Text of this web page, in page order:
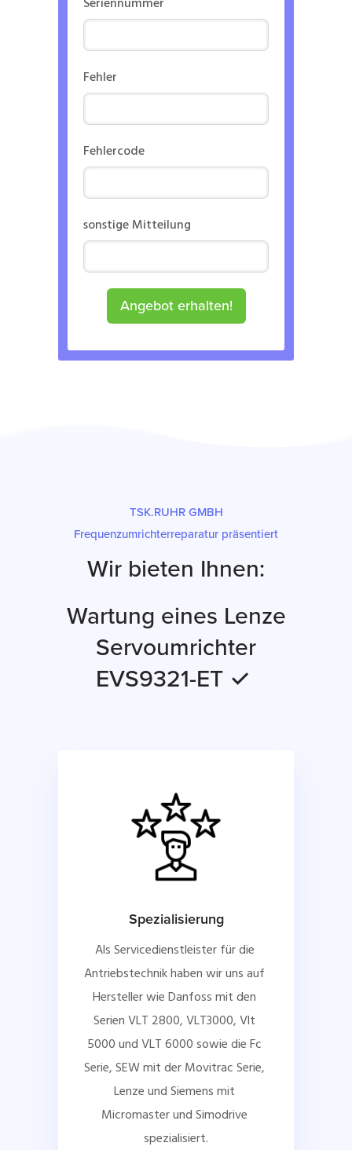
Fehler
Fehlercode
sonstige Mitteilung
Angebot erhalten!
TSK.RUHR GMBH
Frequenzumrichterreparatur präsentiert
Wir bieten Ihnen:
Wartung eines Lenze
Servoumrichter
EVS9321-ET ✓
Spezialisierung
Als Servicedienstleister für die
Antriebstechnik haben wir uns auf
Hersteller wie Danfoss mit den
Serien VLT 2800, VLT3000, Vlt
5000 und VLT 6000 sowie die Fc
Serie, SEW mit der Movitrac Serie,
Lenze und Siemens mit
Micromaster und Simodrive
spezialisiert.